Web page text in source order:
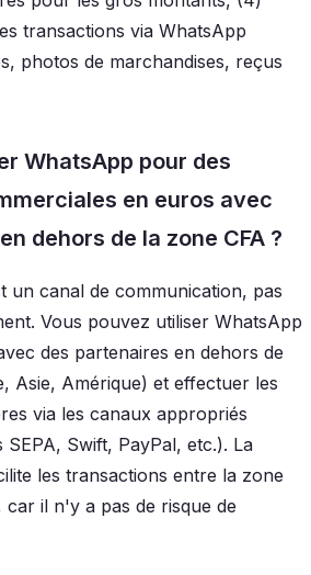
transactions via WhatsApp
photos de marchandises, reçus
WhatsApp pour des
en euros avec
dehors de la zone CFA ?
un canal de communication, pas
Vous pouvez utiliser WhatsApp
des partenaires en dehors de
Asie, Amérique) et effectuer les
via les canaux appropriés
Swift, PayPal, etc.). La
les transactions entre la zone
il n'y a pas de risque de